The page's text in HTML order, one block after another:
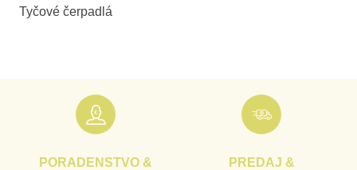
Tyčové čerpadlá
PORADENSTVO &
PREDAJ &